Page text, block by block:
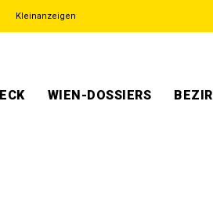
Kleinanzeigen
WIEN-DOSSIERS